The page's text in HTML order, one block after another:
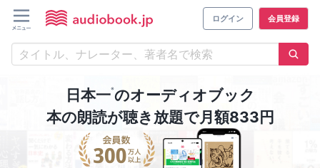
ログイン 会員登録
日本一※のオーディオブック
本の朗読が聴き放題で月額833円